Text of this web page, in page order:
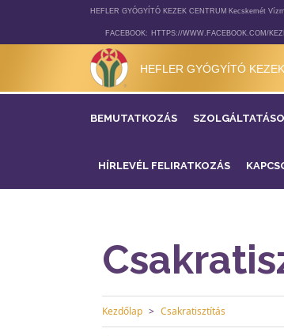
HEFLER GYÓGYÍTÓ KEZEK CENTRUM Kecskemét
FACEBOOK: HTTPS://WWW.FACEBOOK.COM/
HEFLER GYÓGYÍTÓ
BEMUTATKOZÁS
HÍRLEVÉL FELIRATKOZÁS
Kezdőlap Csakratisztítás